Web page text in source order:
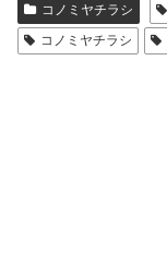
コノミヤチラシ
コノミヤチラシ